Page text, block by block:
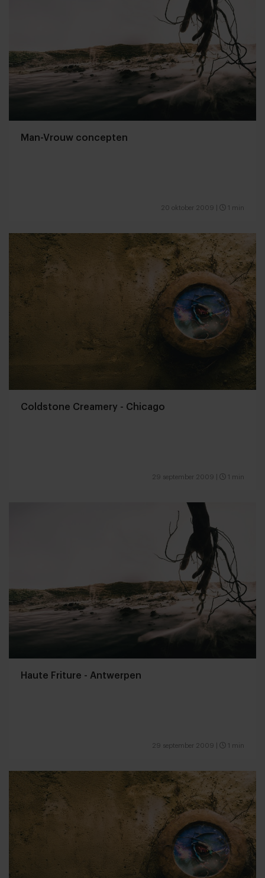
Man-Vrouw concepten
20 oktober 2009 1 min
Coldstone Creamery - Chicago
29 september 2009 1 min
Haute Friture - Antwerpen
29 september 2009 1 min